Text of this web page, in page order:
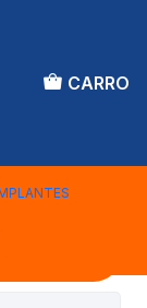
CARRO